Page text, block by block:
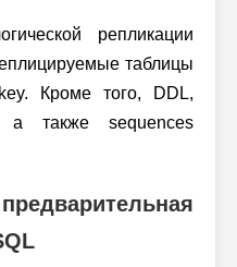
репликации
таблицы
Кроме того, DDL,
а также sequences